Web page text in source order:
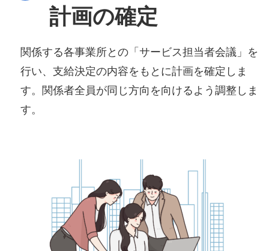
計画の確定
関係する各事業所との「サービス担当者会議」を
行い、支給決定の内容をもとに計画を確定しま
す。関係者全員が同じ方向を向けるよう調整しま
す。